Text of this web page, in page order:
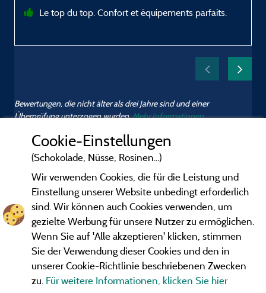
Le top du top. Confort et équipements parfaits.
Bewertungen, die nicht älter als drei Jahre sind und einer
Überprüfung unterzogen wurden.Mehr Informationen
Gesetzliche Bedingungen
Cookie-Einstellungen
(Schokolade, Nüsse, Rosinen...)
Wir verwenden Cookies, die für die Leistung und
Einstellung unserer Website unbedingt erforderlich
sind. Wir können auch Cookies verwenden, um
gezielte Werbung für unsere Nutzer zu ermöglichen.
Wenn Sie auf 'Alle akzeptieren' klicken, stimmen
Sie der Verwendung dieser Cookies und den in
unserer Cookie-Richtlinie beschriebenen Zwecken
zu. Für weitere Informationen, klicken Sie hier